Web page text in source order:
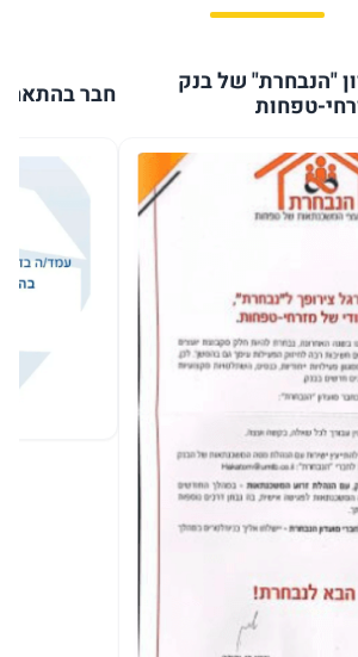
"הנבחרת" של בנק
טפחות חבר